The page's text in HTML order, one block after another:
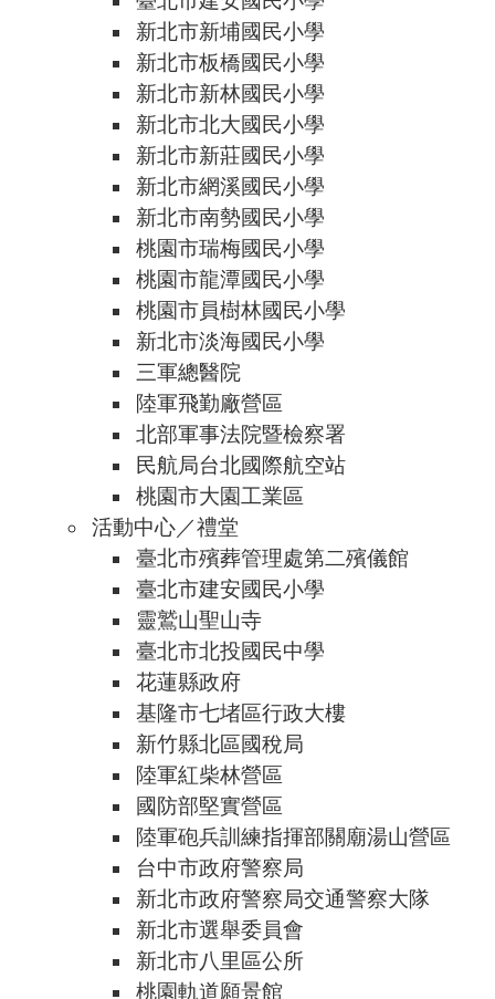
新北市新埔國民小學
新北市板橋國民小學
新北市新林國民小學
新北市北大國民小學
新北市新莊國民小學
新北市網溪國民小學
新北市南勢國民小學
桃園市瑞梅國民小學
桃園市龍潭國民小學
桃園市員樹林國民小學
新北市淡海國民小學
三軍總醫院
陸軍飛勤廠營區
北部軍事法院暨檢察署
民航局台北國際航空站
桃園市大園工業區
活動中心／禮堂
臺北市殯葬管理處第二殯儀館
臺北市建安國民小學
靈鷲山聖山寺
臺北市北投國民中學
花蓮縣政府
基隆市七堵區行政大樓
新竹縣北區國稅局
陸軍紅柴林營區
國防部堅實營區
陸軍砲兵訓練指揮部關廟湯山營區
台中市政府警察局
新北市政府警察局交通警察大隊
新北市選舉委員會
新北市八里區公所
桃園軌道願景館